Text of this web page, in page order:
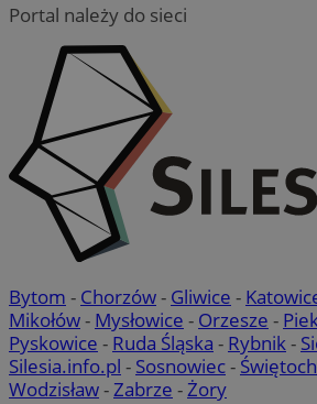
Portal należy do sieci
Bytom - Chorzów- Gliwice -
Mikołów- Mysłowice - Orzesze -
Pyskowice - Ruda Śląska - Rybnik-
Silesia.info.pl - Sosnowiec-
Wodzisław-Zabrze -Żory